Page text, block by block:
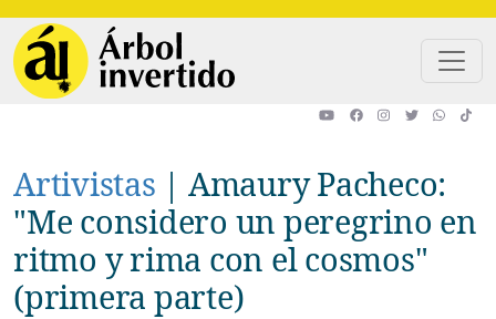
Artivistas | Amaury Pacheco:
"Me considero un peregrino en
ritmo y rima con el cosmos"
(primera parte)